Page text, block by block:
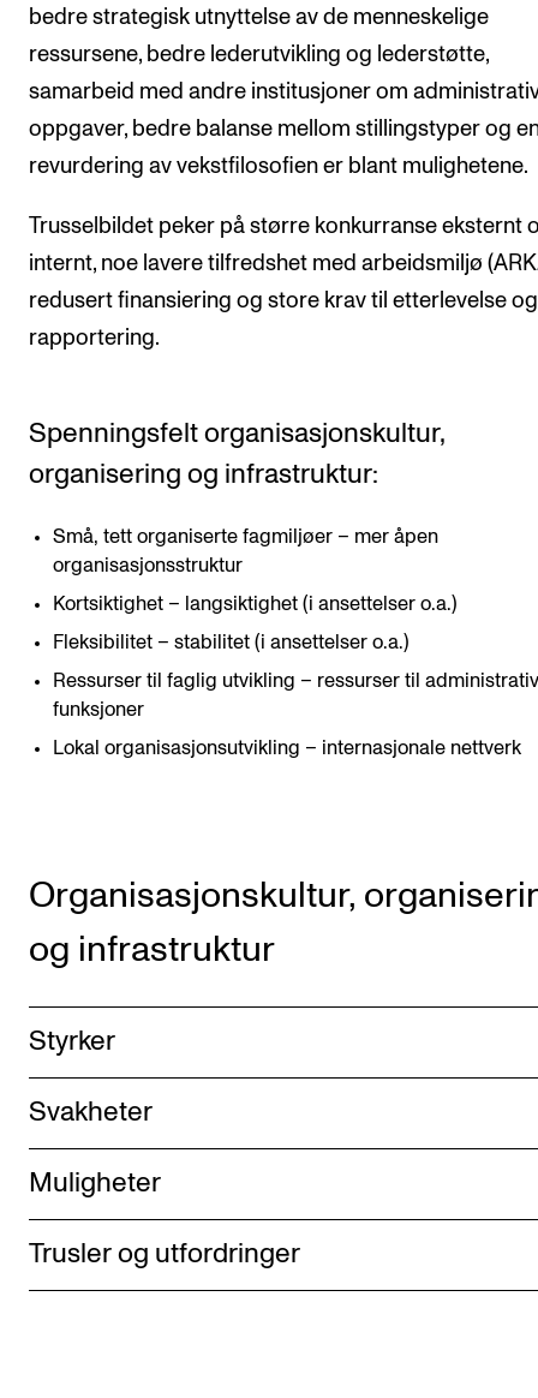
bedre strategisk utnyttelse av de menneskelige
ressursene, bedre lederutvikling og lederstøtte,
samarbeid med andre institusjoner om
oppgaver, bedre balanse mellom stillingstyper og
revurdering av vekstfilosofien er blant mulighetene.
Trusselbildet peker på større konkurranse eksternt
internt, noe lavere tilfredshet med arbeidsmiljø
redusert finansiering og store krav til etterlevelse og
rapportering.
Spenningsfelt organisasjonskultur,
organisering og infrastruktur:
Små, tett organiserte fagmiljøer – mer åpen
organisasjonsstruktur
Kortsiktighet – langsiktighet (i ansettelser o.a.)
Fleksibilitet – stabilitet (i ansettelser o.a.)
Ressurser til faglig utvikling – ressurser til
funksjoner
Lokal organisasjonsutvikling – internasjonale nettverk
Organisasjonskultur,
og infrastruktur
Styrker
Svakheter
Muligheter
Trusler og utfordringer